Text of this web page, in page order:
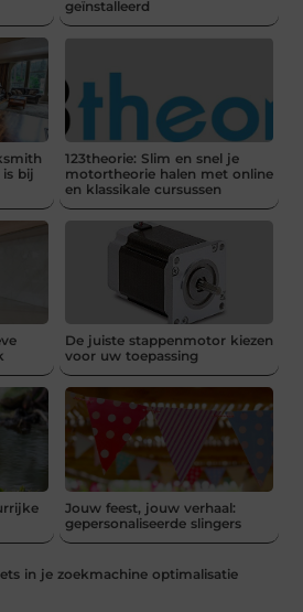
geïnstalleerd
bij
123theorie: Slim en snel je
motortheorie halen met online
en klassikale cursussen
De juiste stappenmotor kiezen
voor uw toepassing
Jouw feest, jouw verhaal:
gepersonaliseerde slingers
in je zoekmachine optimalisatie